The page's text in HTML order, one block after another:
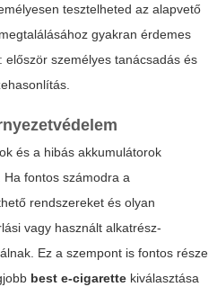
tesztelheted az alapvető
megtalálásához gyakran érdemes
személyes tanácsadás és
és a hibás akkumulátorok
fontos számodra a
rendszereket és olyan
vagy használt alkatrész-
Ez a szempont is fontos része
best e-cigarette kiválasztása